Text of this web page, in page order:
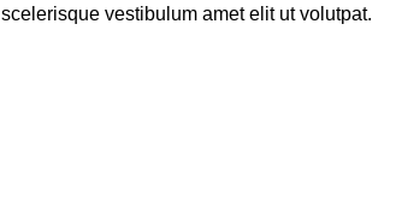
scelerisque vestibulum amet elit ut volutpat.